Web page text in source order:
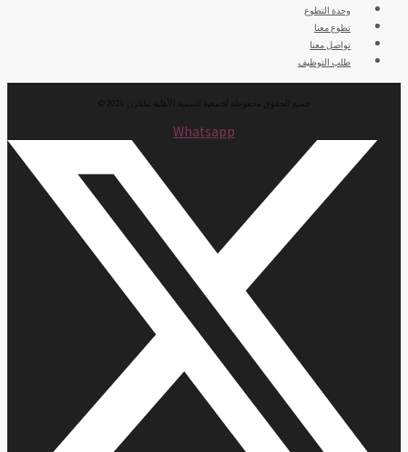
وحدة التطوع
تطوع معنا
تواصل معنا
طلب التوظيف
جميع الحقوق محفوظة لجمعية التنمية الأهلية ببلقرن 2026 ©
Whatsapp